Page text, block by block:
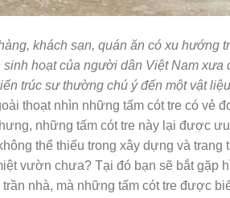
khách sạn, quán ăn có xu hướng
hoạt của người dân Việt Nam xưa
trúc sư thường chú ý đến một vật
thoạt nhìn những tấm cót tre có vẻ
những tấm cót tre này lại được
thể thiếu trong xây dựng và trang
vườn chưa? Tại đó bạn sẽ bắt gặp
nhà, mà những tấm cót tre được